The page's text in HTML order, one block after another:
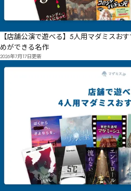
【店舗公演で遊べる】5人用マダミスお
めができる名作
2026年7月17日更新